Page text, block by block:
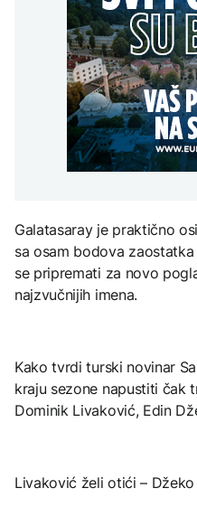
RS
Save
EU:
čim
se
Rat i
Galatasaray je praktično
sa osam bodova
se pripremati za novo
najzvučnijih imena.
Kako tvrdi turski novinar
kraju sezone napustiti čak
Dominik Livaković, Edin
Livaković želi otići –